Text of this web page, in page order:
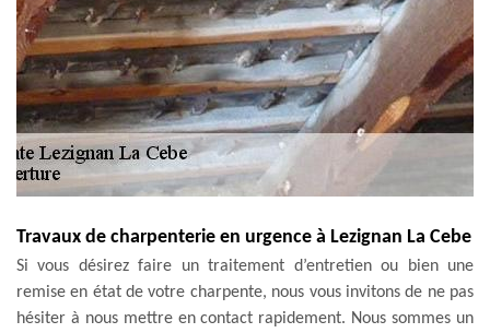
Travaux de charpenterie en urgence à Lezignan La Cebe
Si vous désirez faire un traitement d’entretien ou bien une
remise en état de votre charpente, nous vous invitons de ne pas
hésiter à nous mettre en contact rapidement. Nous sommes un